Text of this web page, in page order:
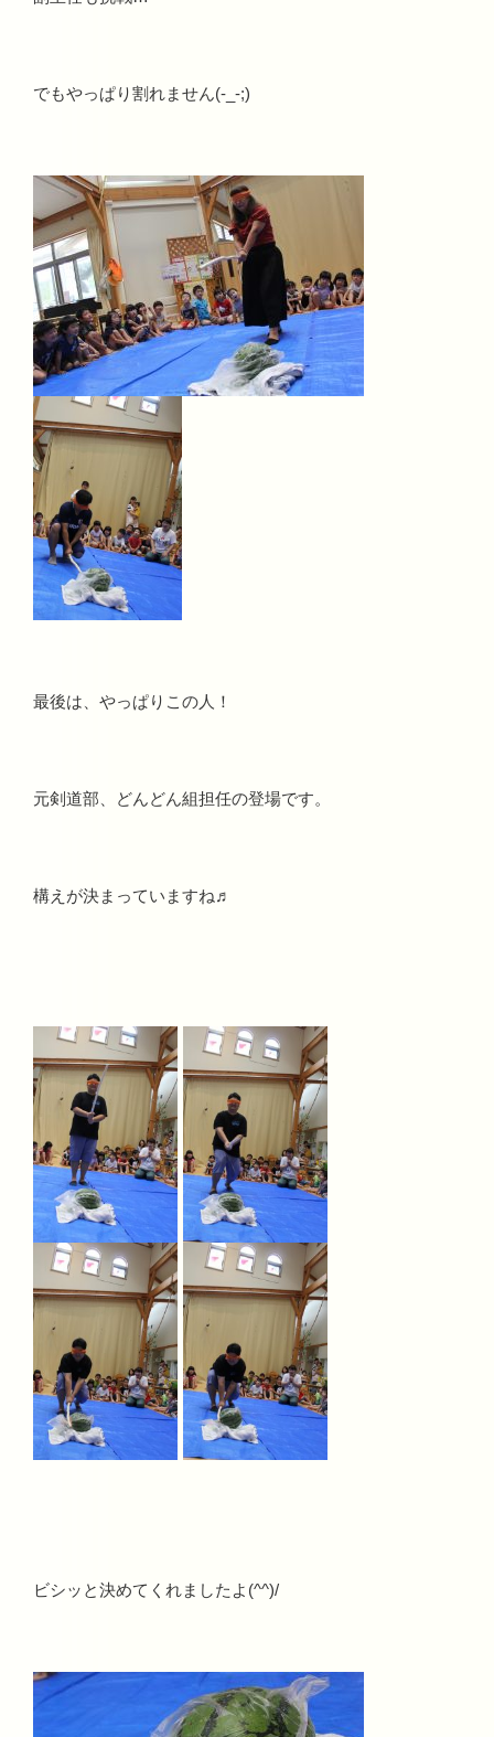
でもやっぱり割れません(-_-;)
最後は、やっぱりこの人！
元剣道部、どんどん組担任の登場です。
構えが決まっていますね♬
ビシッと決めてくれましたよ(^^)/